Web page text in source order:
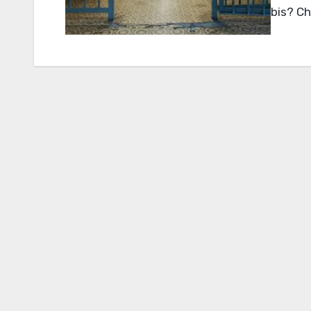
bis?